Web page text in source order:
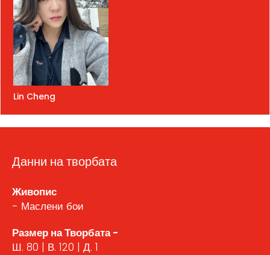
Lin Cheng
Данни на творбата
Живопис
- Маслени бои
Размер на Творбата -
Ш. 80 | В. 120 | Д. 1